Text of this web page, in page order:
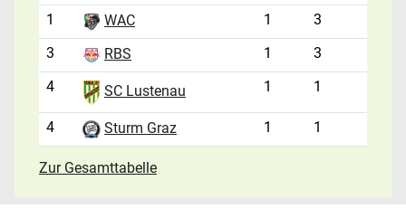
1
WAC 1
3
3
RBS 1
3
4
SC Lustenau 1 1
4 Sturm Graz 1 1
Zur Gesamttabelle